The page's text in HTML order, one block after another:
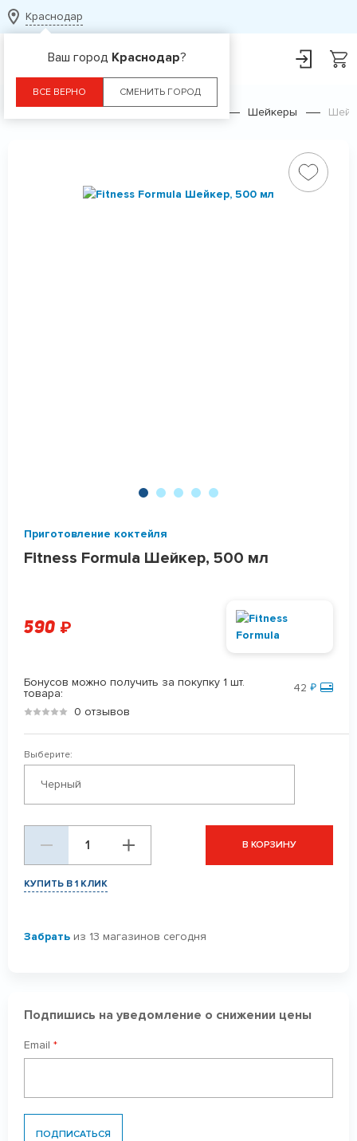
Краснодар
Ваш город Краснодар?
ВСЕ ВЕРНО СМЕНИТЬ ГОРОД
Шейкеры
Приготовление коктейля
Fitness Formula Шейкер, 500 мл
590 ₽
Бонусов можно получить за покупку 1 шт.
товара:
42₽
0 отзывов
Выберите:
Черный
В КОРЗИНУ
КУПИТЬ В 1 КЛИК
Забрать из 13 магазинов сегодня
Подпишись на уведомление о снижении цены
Email *
ПОДПИСАТЬСЯ